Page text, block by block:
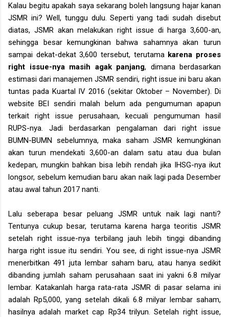
Kalau begitu apakah saya sekarang boleh langsung hajar kanan
JSMR ini? Well, tunggu dulu. Seperti yang tadi sudah disebut
diatas, JSMR akan melakukan right issue di harga 3,600-an,
sehingga besar kemungkinan bahwa sahamnya akan turun
sampai dekat-dekat 3,600 tersebut, terutama karena proses
right issue-nya masih agak panjang, dimana berdasarkan
estimasi dari manajemen JSMR sendiri, right issue ini baru akan
tuntas pada Kuartal IV 2016 (sekitar Oktober – November). Di
website BEI sendiri malah belum ada pengumuman apapun
terkait right issue perusahaan, kecuali pengumuman hasil
RUPS-nya. Jadi berdasarkan pengalaman dari right issue
BUMN-BUMN sebelumnya, maka saham JSMR kemungkinan
akan turun mendekati 3,600-an dalam satu atau dua bulan
kedepan, mungkin bahkan bisa lebih rendah jika IHSG-nya ikut
longsor, sebelum kemudian baru akan naik lagi pada Desember
atau awal tahun 2017 nanti.
Lalu seberapa besar peluang JSMR untuk naik lagi nanti?
Tentunya cukup besar, terutama karena harga teoritis JSMR
setelah right issue-nya terbilang jauh lebih tinggi dibanding
harga right issue itu sendiri. You see, di right issue-nya JSMR
menerbitkan 491 juta lembar saham baru, atau hanya sedikit
dibanding jumlah saham perusahaan saat ini yakni 6.8 milyar
lembar. Katakanlah harga rata-rata JSMR di pasar selama ini
adalah Rp5,000, yang setelah dikali 6.8 milyar lembar saham,
hasilnya adalah market cap Rp34 trilyun. Setelah right issue,